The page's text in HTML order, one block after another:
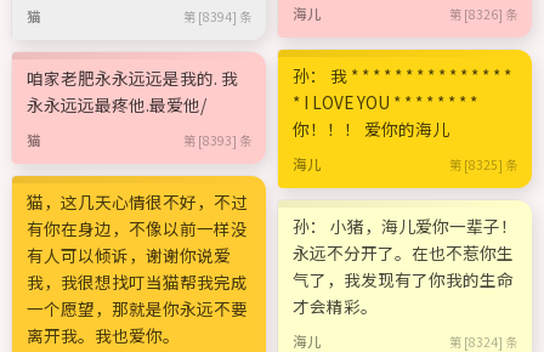
猫 第 [8394] 条
咱家老肥永永远远是我的. 我
永永远远最疼他.最爱他/
猫 第 [8393] 条
猫，这几天心情很不好，不过
有你在身边，不像以前一样没
有人可以倾诉，谢谢你说爱
我，我很想找叮当猫帮我完成
一个愿望，那就是你永远不要
离开我。我也爱你。
海儿 第 [8326] 条
孙： 我 * * * * * * * * * * * * * * *
* I LOVE YOU * * * * * * * *
你！！！ 爱你的海儿
海儿 第 [8325] 条
孙： 小猪，海儿爱你一辈子！
永远不分开了。在也不惹你生
气了，我发现有了你我的生命
才会精彩。
海儿 第 [8324] 条